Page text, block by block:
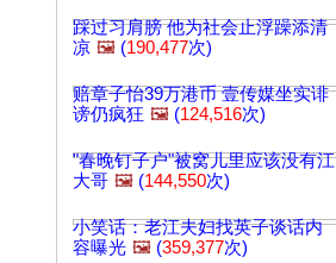
踩过习肩膀 他为社会止浮躁添清
凉 🖼️ (190,477次)
赔章子怡39万港币 壹传媒坐实诽
谤仍疯狂 🖼️ (124,516次)
"春晚钉子户"被窝儿里应该没有江
大哥 🖼️ (144,550次)
小笑话：老江夫妇找英子谈话内
容曝光 🖼️ (359,377次)